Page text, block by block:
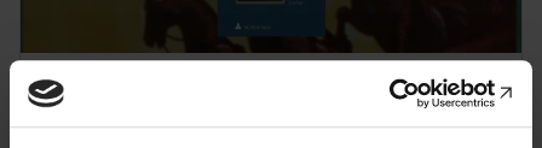
26.08.2022
Die Olympische Idee und der